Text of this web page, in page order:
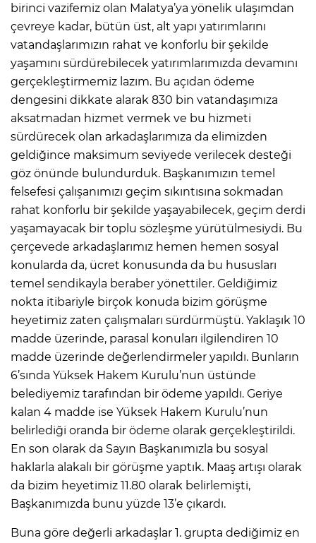
birinci vazifemiz olan Malatya’ya yönelik ulaşımdan
çevreye kadar, bütün üst, alt yapı yatırımlarını
vatandaşlarımızın rahat ve konforlu bir şekilde
yaşamını sürdürebilecek yatırımlarımızda devamını
gerçekleştirmemiz lazım. Bu açıdan ödeme
dengesini dikkate alarak 830 bin vatandaşımıza
aksatmadan hizmet vermek ve bu hizmeti
sürdürecek olan arkadaşlarımıza da elimizden
geldiğince maksimum seviyede verilecek desteği
göz önünde bulundurduk. Başkanımızın temel
felsefesi çalışanımızı geçim sıkıntısına sokmadan
rahat konforlu bir şekilde yaşayabilecek, geçim derdi
yaşamayacak bir toplu sözleşme yürütülmesiydi. Bu
çerçevede arkadaşlarımız hemen hemen sosyal
konularda da, ücret konusunda da bu hususları
temel sendikayla beraber yönettiler. Geldiğimiz
nokta itibariyle birçok konuda bizim görüşme
heyetimiz zaten çalışmaları sürdürmüştü. Yaklaşık 10
madde üzerinde, parasal konuları ilgilendiren 10
madde üzerinde değerlendirmeler yapıldı. Bunların
6’sında Yüksek Hakem Kurulu’nun üstünde
belediyemiz tarafından bir ödeme yapıldı. Geriye
kalan 4 madde ise Yüksek Hakem Kurulu’nun
belirlediği oranda bir ödeme olarak gerçekleştirildi.
En son olarak da Sayın Başkanımızla bu sosyal
haklarla alakalı bir görüşme yaptık. Maaş artışı olarak
da bizim heyetimiz 11.80 olarak belirlemişti,
Başkanımızda bunu yüzde 13’e çıkardı.
Buna göre değerli arkadaşlar 1. grupta dediğimiz en